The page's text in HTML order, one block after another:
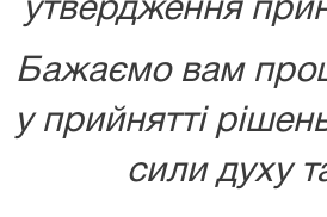
утвердження
Бажаємо вам
у прийнятті
сили духу